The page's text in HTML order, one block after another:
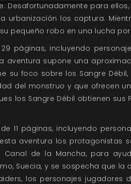
Desafortunadamente para
urbanización los captura.
pequeño robo en una lucha
29 páginas, incluyendo
aventura supone una
su foco sobre los Sangre
del monstruo y que ofrecen
los Sangre Débil obtienen
de 11 páginas, incluyendo
aventura los protagonistas
Canal de la Mancha, para
Suecia, y se sospecha que
los personajes jugadores